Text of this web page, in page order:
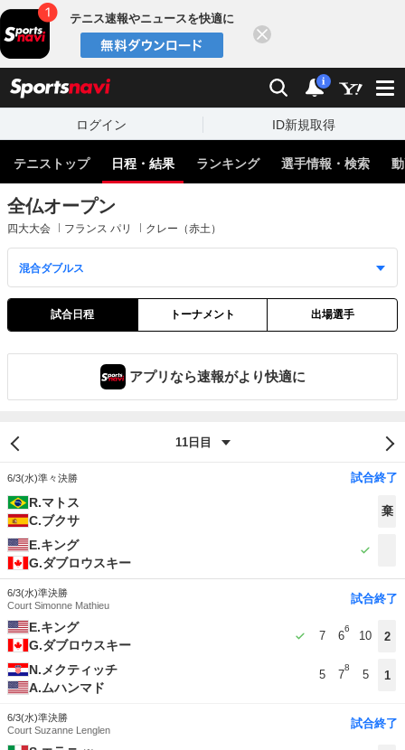
テニス速報やニュースを快適に
検索 通知
i
ログイン ID新規取得
テニストップ 日程・結果 ランキング 選手情報・検索
全仏オープン
四大大会 フランス パリ クレー（赤土）
試合日程 トーナメント 出場選手
アプリなら速報がより快適に
6/3(水)準々決勝 試合終了
R.マトス
C.ブクサ
棄
E.キング
G.ダブロウスキー
6/3(水)準決勝
Court Simonne Mathieu
試合終了
E.キング
G.ダブロウスキー
7 6
6
10 2
N.メクティッチ
A.ムハンマド
5 7
8
5 1
6/3(水)準決勝
Court Suzanne Lenglen
試合終了